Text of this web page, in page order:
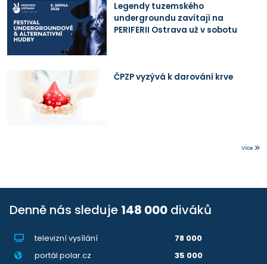
Legendy tuzemského
undergroundu zavítají na
PERIFERII Ostrava už v sobotu
ČPZP vyzývá k darování krve
Více
Denně nás sleduje 148 000 diváků
televizní vysílání
78 000
portál polar.cz
35 000